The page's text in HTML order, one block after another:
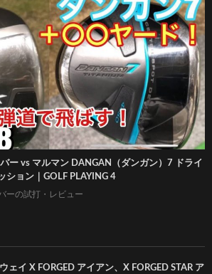
ー vs マルマン DANGAN（ダンガン）7 ドライ
ション｜GOLF PLAYING 4
ーの試打・レビュー
ェイ X FORGED アイアン、X FORGED STAR ア